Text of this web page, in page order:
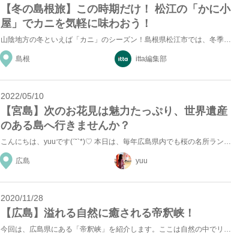
【冬の島根旅】この時期だけ！ 松江の「かに小
屋」でカニを気軽に味わおう！
山陰地方の冬といえば「カニ」のシーズン！島根県松江市では、冬季限定で「かに小屋」がオープンします。カ...
島根 itta編集部
2022/05/10
【宮島】次のお花見は魅力たっぷり、世界遺産
のある島へ行きませんか？
こんにちは、yuuです(ˊ˘ˋ*)♡ 本日は、毎年広島県内でも桜の名所ランキング上位に入る宮島の桜...
広島 yuu
2020/11/28
【広島】溢れる自然に癒される帝釈峡！
今回は、広島県にある「帝釈峡」を紹介します。ここは自然の中でリフレッシュしたい方にぴったりの場所で、...